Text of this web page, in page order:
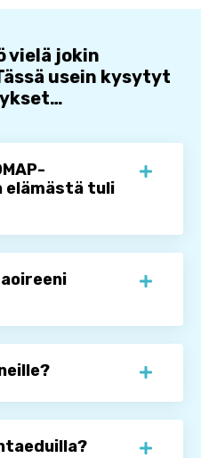
vielä jokin
usein kysytyt
elämästä tuli